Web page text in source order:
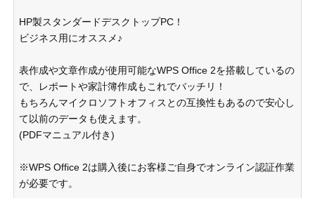
HP製スタンダードデスクトップPC！
ビジネス用にオススメ♪
表作成や文章作成が使用可能なWPS Office 2を搭載しているの
で、レポートや家計簿作成もこれでバッチリ！
もちろんマイクロソフトオフィスとの互換性もあるので安心し
て以前のデータも使えます。
(PDFマニュアル付き)
※WPS Office 2は購入後にお客様ご自身でオンライン認証作業
が必要です。